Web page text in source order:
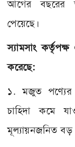
আগের বছরের
পেয়েছে।
স্যামসাং
করেছে:
১. মজুত পণ্যের
চাহিদা কমে
মূল্যায়নজনিত বড়